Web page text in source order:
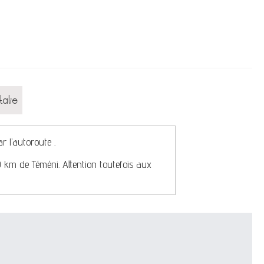
.
de Téméni. Attention toutefois aux